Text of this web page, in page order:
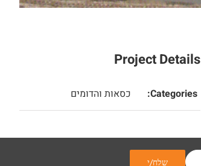
Project Details
Categories: כסאות והדומים